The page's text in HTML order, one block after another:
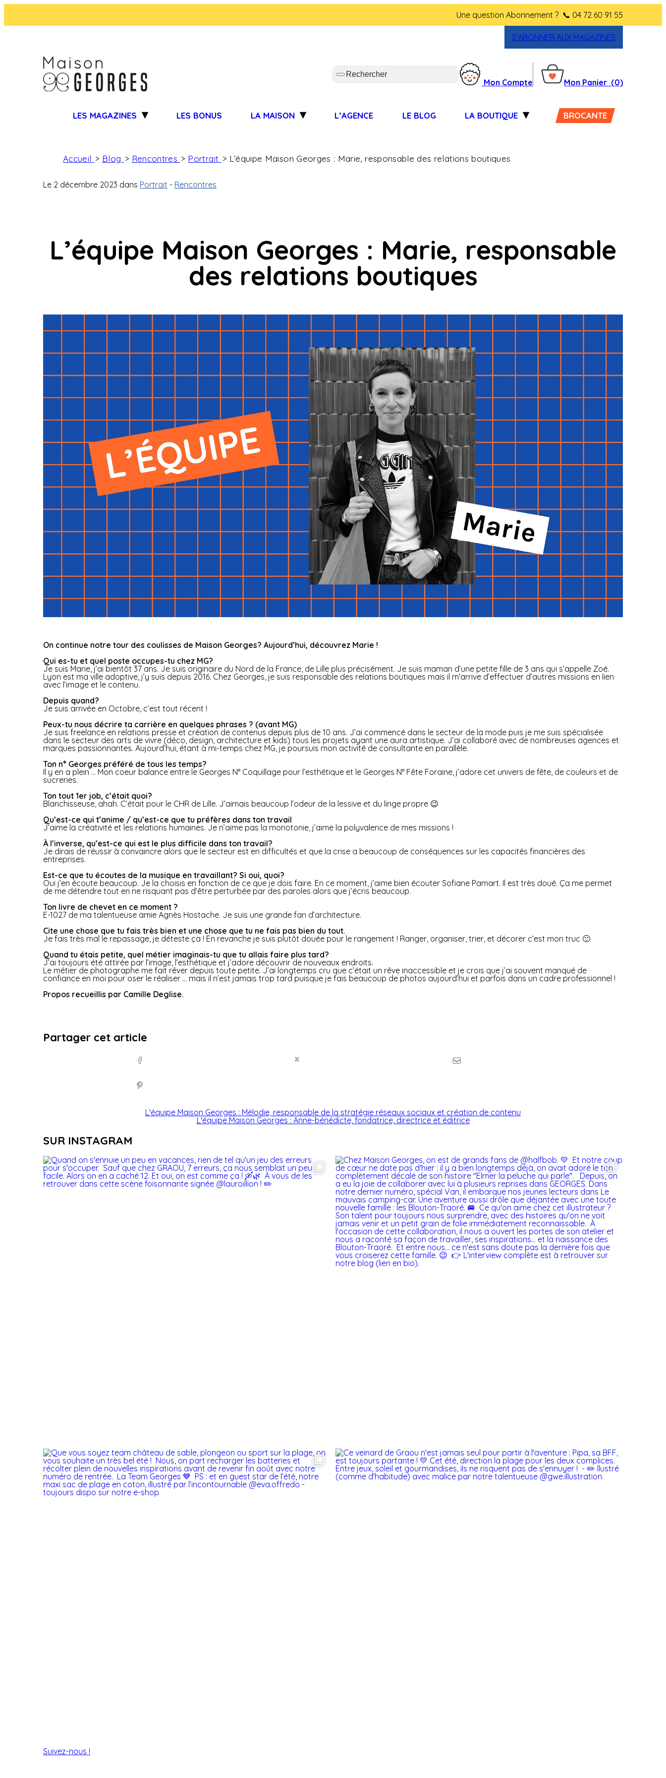
Une question Abonnement ? 📞 04 72 60 91 55
S'ABONNER AUX MAGAZINES
Mon Compte Mon Panier (0)
LES MAGAZINES LES BONUS LA MAISON L’AGENCE LE BLOG LA BOUTIQUE BROCANTE
Accueil Blog Rencontres Portrait L’équipe Maison Georges : Marie, responsable des relations boutiques
Le 2 décembre 2023 dans Portrait - Rencontres
L’équipe Maison Georges : Marie, responsable
des relations boutiques
On continue notre tour des coulisses de Maison Georges? Aujourd’hui, découvrez Marie !
Qui es-tu et quel poste occupes-tu chez MG?
Je suis Marie, j’ai bientôt 37 ans. Je suis originaire du Nord de la France, de Lille plus précisément. Je suis maman d’une petite fille de 3 ans qui s’appelle Zoé.
Lyon est ma ville adoptive, j’y suis depuis 2016. Chez Georges, je suis responsable des relations boutiques mais il m’arrive d’effectuer d’autres missions en lien
avec l’image et le contenu.
Depuis quand?
Je suis arrivée en Octobre, c’est tout récent !
Peux-tu nous décrire ta carrière en quelques phrases ? (avant MG)
Je suis freelance en relations presse et création de contenus depuis plus de 10 ans. J’ai commencé dans le secteur de la mode puis je me suis spécialisée
dans le secteur des arts de vivre (déco, design, architecture et kids) tous les projets ayant une aura artistique. J’ai collaboré avec de nombreuses agences et
marques passionnantes. Aujourd’hui, étant à mi-temps chez MG, je poursuis mon activité de consultante en parallèle.
Ton n° Georges préféré de tous les temps?
Il y en a plein … Mon coeur balance entre le Georges N° Coquillage pour l’esthétique et le Georges N° Fête Foraine, j’adore cet univers de fête, de couleurs et de
sucreries.
Ton tout 1er job, c’était quoi?
Blanchisseuse, ahah. C’était pour le CHR de Lille. J’aimais beaucoup l’odeur de la lessive et du linge propre 😉
Qu’est-ce qui t’anime / qu’est-ce que tu préfères dans ton travail
J’aime la créativité et les relations humaines. Je n’aime pas la monotonie, j’aime la polyvalence de mes missions !
À l’inverse, qu’est-ce qui est le plus difficile dans ton travail?
Je dirais de réussir à convaincre alors que le secteur est en difficultés et que la crise a beaucoup de conséquences sur les capacités financières des
entreprises.
Est-ce que tu écoutes de la musique en travaillant? Si oui, quoi?
Oui j’en écoute beaucoup. Je la choisis en fonction de ce que je dois faire. En ce moment, j’aime bien écouter Sofiane Pamart. Il est très doué. Ça me permet
de me détendre tout en ne risquant pas d’être perturbée par des paroles alors que j’écris beaucoup.
Ton livre de chevet en ce moment ?
E-1027 de ma talentueuse amie Agnès Hostache. Je suis une grande fan d’architecture.
Cite une chose que tu fais très bien et une chose que tu ne fais pas bien du tout.
Je fais très mal le repassage, je déteste ça ! En revanche je suis plutôt douée pour le rangement ! Ranger, organiser, trier, et décorer c’est mon truc 🙂
Quand tu étais petite, quel métier imaginais-tu que tu allais faire plus tard?
J’ai toujours été attirée par l’image, l’esthétique et j’adore découvrir de nouveaux endroits.
Le métier de photographe me fait rêver depuis toute petite. J’ai longtemps cru que c’était un rêve inaccessible et je crois que j’ai souvent manqué de
confiance en moi pour oser le réaliser … mais il n’est jamais trop tard puisque je fais beaucoup de photos aujourd’hui et parfois dans un cadre professionnel !
Propos recueillis par Camille Deglise.
Partager cet article
L'équipe Maison Georges : Mélodie, responsable de la stratégie réseaux sociaux et création de contenu
L'équipe Maison Georges : Anne-bénédicte, fondatrice, directrice et éditrice
SUR INSTAGRAM
Suivez-nous !